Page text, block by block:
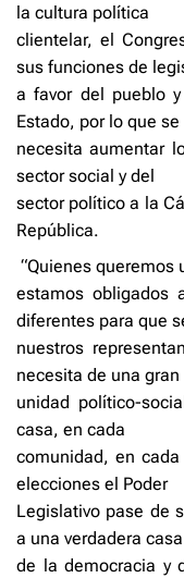
la cultura política
clientelar, el
sus funciones de
a favor del pueblo
Estado, por lo que se
necesita aumentar
sector social y del
sector político a la
República.
“Quienes queremos
estamos obligados
diferentes para que
nuestros
necesita de una gran
unidad político-
casa, en cada
comunidad, en
elecciones el Poder
Legislativo pase de
a una verdadera casa
de la democracia y